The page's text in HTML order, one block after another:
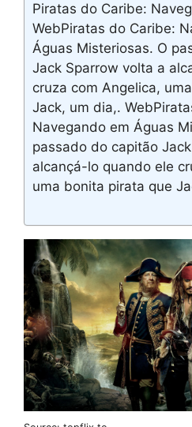
Piratas do Caribe:
WebPiratas do Caribe:
Águas Misteriosas. O
Jack Sparrow volta a
cruza com Angelica,
Jack, um dia,.
Navegando em Águas
passado do capitão
alcançá-lo quando ele
uma bonita pirata que